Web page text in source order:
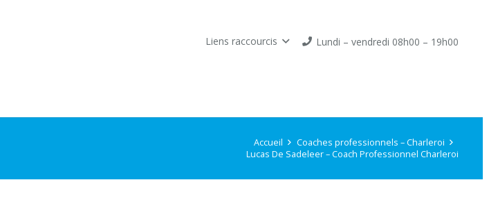
Liens raccourcis Lundi – vendredi 08h00 – 19h00
Accueil
Coaches professionnels – Charleroi
Lucas De Sadeleer – Coach Professionnel Charleroi